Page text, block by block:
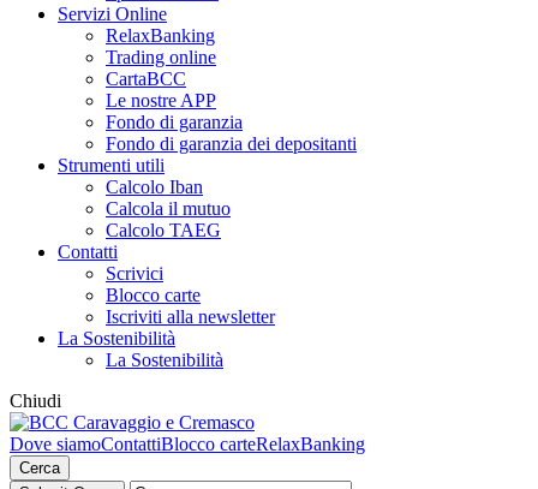
Servizi Online
RelaxBanking
Trading online
CartaBCC
Le nostre APP
Fondo di garanzia
Fondo di garanzia dei depositanti
Strumenti utili
Calcolo Iban
Calcola il mutuo
Calcolo TAEG
Contatti
Scrivici
Blocco carte
Iscriviti alla newsletter
La Sostenibilità
La Sostenibilità
Chiudi
Dove siamoContattiBlocco carteRelaxBanking
Cerca